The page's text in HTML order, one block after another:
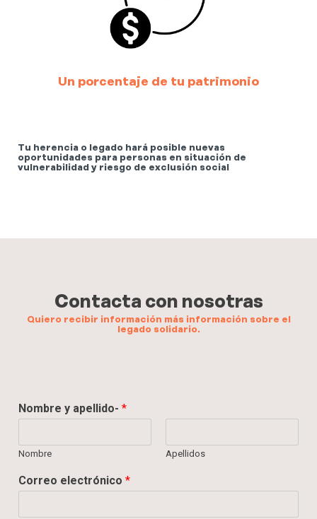
Un porcentaje de tu patrimonio
Tu herencia o legado hará posible nuevas
oportunidades para personas en situación de
vulnerabilidad y riesgo de exclusión social
Contacta con nosotras
Quiero recibir información más información sobre el
legado solidario.
e
l
c
t
ó
i
Nombre y apellido- *
Nombre Apellidos
Correo electrónico *